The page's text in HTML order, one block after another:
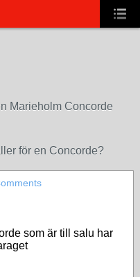
Marieholm Concorde
för en Concorde?
som är till salu har